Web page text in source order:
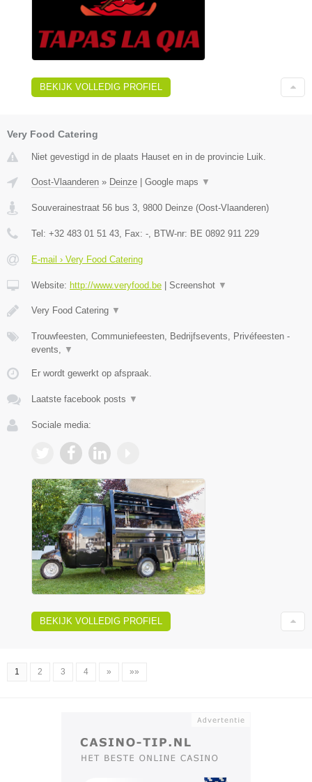
BEKIJK VOLLEDIG PROFIEL
Very Food Catering
Niet gevestigd in de plaats Hauset en in de provincie Luik.
Oost-Vlaanderen » Deinze Google maps ▼
Souverainestraat 56 bus 3, 9800 Deinze (Oost-Vlaanderen)
Tel: +32 483 01 51 43, Fax: -, BTW-nr: BE 0892 911 229
E-mail › Very Food Catering
Website: http://www.veryfood.be Screenshot ▼
Very Food Catering ▼
Trouwfeesten, Communiefeesten, Bedrijfsevents, Privéfeesten -
events, ▼
Er wordt gewerkt op afspraak.
Laatste facebook posts ▼
Sociale media:
BEKIJK VOLLEDIG PROFIEL
1 2 3 4 » »»